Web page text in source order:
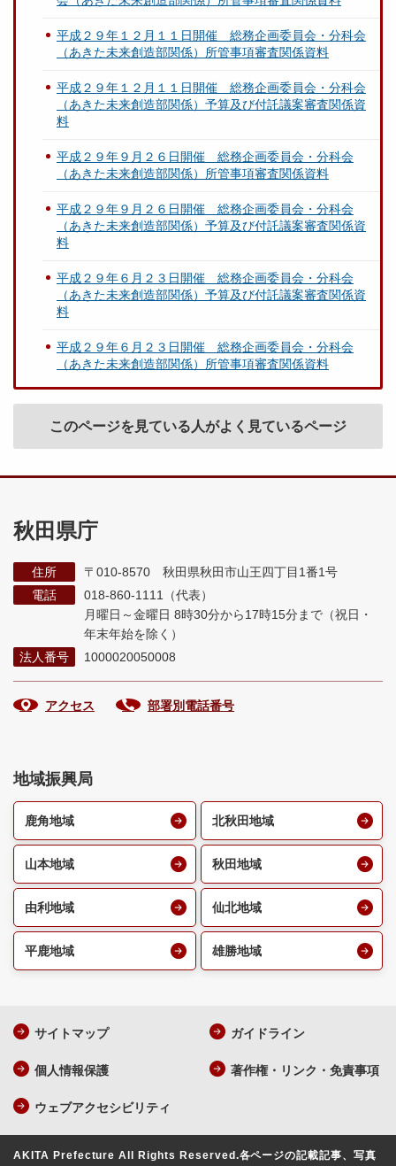
平成２９年１２月１１日開催 総務企画委員会・分科会
（あきた未来創造部関係）所管事項審査関係資料
平成２９年１２月１１日開催 総務企画委員会・分科会
（あきた未来創造部関係）予算及び付託議案審査関係資
料
平成２９年９月２６日開催 総務企画委員会・分科会
（あきた未来創造部関係）所管事項審査関係資料
平成２９年９月２６日開催 総務企画委員会・分科会
（あきた未来創造部関係）予算及び付託議案審査関係資
料
平成２９年６月２３日開催 総務企画委員会・分科会
（あきた未来創造部関係）予算及び付託議案審査関係資
料
平成２９年６月２３日開催 総務企画委員会・分科会
（あきた未来創造部関係）所管事項審査関係資料
このページを見ている人がよく見ているページ
秋田県庁
住所
〒010-8570 秋田県秋田市山王四丁目1番1号
電話
018-860-1111（代表）
月曜日～金曜日 8時30分から17時15分まで （祝日・
年末年始を除く）
法人番号
1000020050008
アクセス 部署別電話番号
地域振興局
鹿角地域 北秋田地域
山本地域 秋田地域
由利地域 仙北地域
平鹿地域 雄勝地域
サイトマップ ガイドライン
個人情報保護 著作権・リンク・免責事項
ウェブアクセシビリティ
AKITA Prefecture All Rights Reserved.各ページの記載記事、写真